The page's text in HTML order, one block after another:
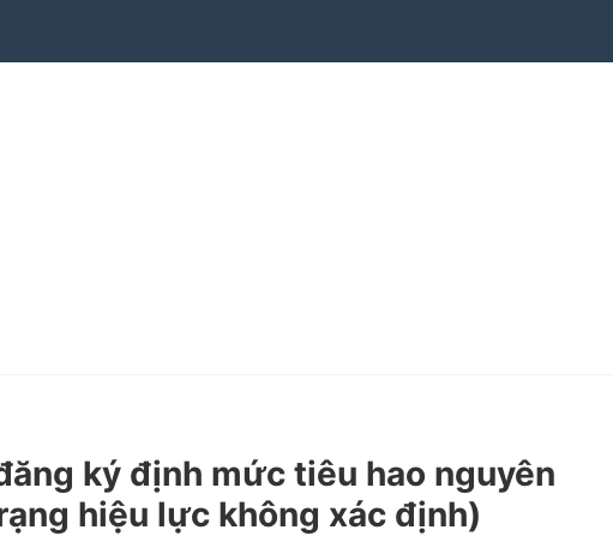
ký định mức tiêu hao nguyên
hiệu lực không xác định)